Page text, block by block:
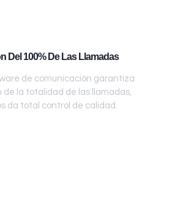
Del 100% De Las Llamadas
de comunicación garantiza
de la totalidad de las llamadas,
da total control de calidad.